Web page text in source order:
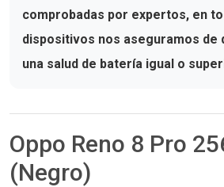
comprobadas por expertos, en
dispositivos nos aseguramos de
una salud de batería igual o
Oppo Reno 8 Pro
(Negro)